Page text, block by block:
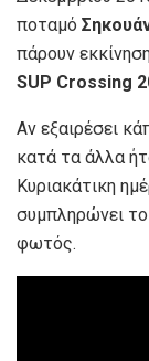
ποταμό
πάρουν
SUP Crossing
Αν εξαιρέσει
κατά τα άλλα
Κυριακάτικη
συμπληρώνει
φωτός.